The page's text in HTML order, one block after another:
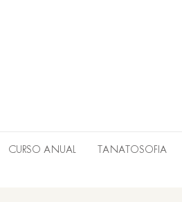
CURSO ANUAL TANATOSOFIA